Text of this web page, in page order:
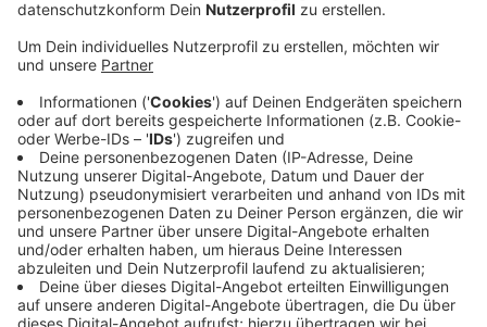
neue Kunstrasenplätze freuen. Neben zwei großen
Spielfeldern entstehen vier Kleinspielfelder, die
bestehende Flächen der Vereine ersetzen. Die Stadt
von insgesamt 1,5 Millionen Euro. Am Dienstagabend
(02.09.25) trafen sich Vertreter der Vereine und der
Stadt Ahaus am Gelände in Wessum, um den offiziellen
Baustart zu feiern. Henric Böcker von Union Wessum
berichtete dabei über das hohe Engagement der
Freiwilligen, die sich unter anderem bei Erdaushub- und
Pflasterarbeiten beteiligen.
Anzeige